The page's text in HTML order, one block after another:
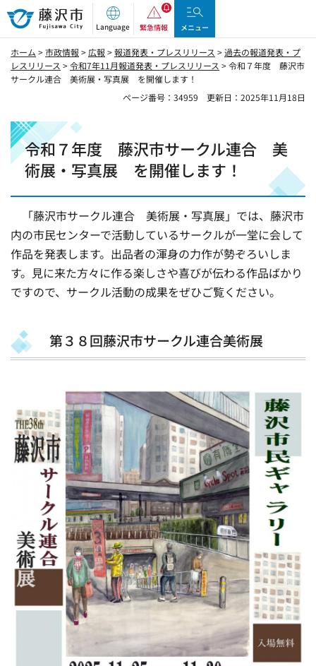
藤沢市
Language 緊急情報 メニュー
ホーム >市政情報 > 広報 >報道発表・プレスリリース >過去の報道発表・プ
レスリリース >令和7年11月報道発表・プレスリリース > 令和７年度 藤沢市
サークル連合 美術展・写真展 を開催します！
ページ番号：34959
更新日：2025年11月18日
令和７年度 藤沢市サークル連合 美
術展・写真展 を開催します！
「藤沢市サークル連合 美術展・写真展」では、藤沢市
内の市民センターで活動しているサークルが一堂に会して
作品を発表します。出品者の渾身の力作が勢ぞろいしま
す。見に来た方々に作る楽しさや喜びが伝わる作品ばかり
ですので、サークル活動の成果をぜひご覧ください。
第３８回藤沢市サークル連合美術展